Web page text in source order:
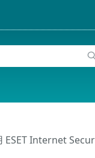
ESET Internet